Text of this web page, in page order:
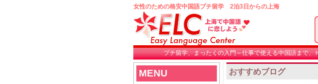
女性のための格安中国語プチ留学 2泊3日からの上海
プチ留学、まったくの入門～仕事で使える中国語まで
MENU おすすめブログ